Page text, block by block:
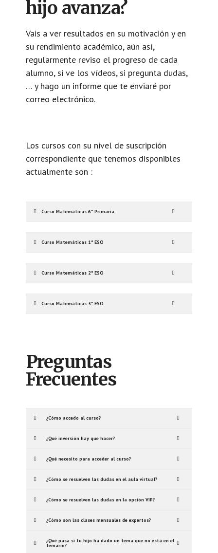
hijo avanza?
Vais a ver resultados en su motivación y en
su rendimiento académico, aún así,
regularmente reviso el progreso de cada
alumno, si ve los vídeos, si pregunta dudas,
… y hago un informe que te enviaré por
correo electrónico.
Los cursos con su nivel de suscripción
correspondiente que tenemos disponibles
actualmente son :
Curso Matemáticas 6º Primaria
Curso Matemáticas 1º ESO
Curso Matemáticas 2º ESO
Curso Matemáticas 3º ESO
Preguntas
Frecuentes
¿Cómo accedo al curso?
¿Qué inversión hay que hacer?
¿Qué necesito para acceder al curso?
¿Cómo se resuelven las dudas en el aula virtual?
¿Cómo se resuelven las dudas en la opción VIP?
¿Cómo son las clases mensuales de expertos?
¿Qué pasa si tu hijo ha dado un tema que no está en el
temario?